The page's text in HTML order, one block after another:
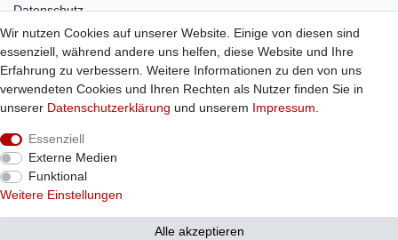
Datenschutz
Impressum
Infos
Zahlung / Versand
Individuelle Anfertigung
Bestellung widerrufen
Wir nutzen Cookies auf unserer Website. Einige von diesen sind
essenziell, während andere uns helfen, diese Website und Ihre
Erfahrung zu verbessern. Weitere Informationen zu den von uns
verwendeten Cookies und Ihren Rechten als Nutzer finden Sie in
unserer Daten­schutz­erklärung und unserem Impressum
Essenziell
Externe Medien
Funktional
Weitere Einstellungen
Alle akzeptieren
© Copyright 2026 Sticker Shop Strerath